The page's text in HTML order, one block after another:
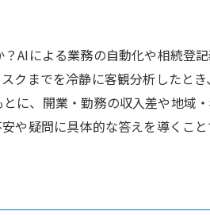
AIによる業務の自動化や相続登
クまでを冷静に客観分析したと
に、開業・勤務の収入差や地域
や疑問に具体的な答えを導くこ